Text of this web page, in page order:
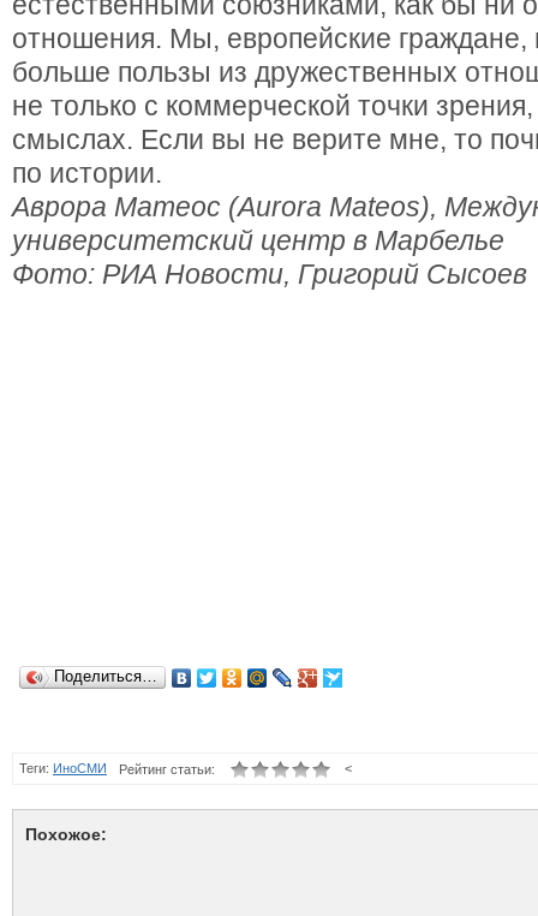
отношения. Мы, европейские граждане,
больше пользы из дружественных
не только с коммерческой точки
смыслах. Если вы не верите мне, то
по истории.
Аврора Матеос (Aurora Mateos),
университетский центр в Марбелье
Фото: РИА Новости, Григорий Сысоев
Поделиться…
Теги: ИноСМИ <
Рейтинг статьи:
Похожое: